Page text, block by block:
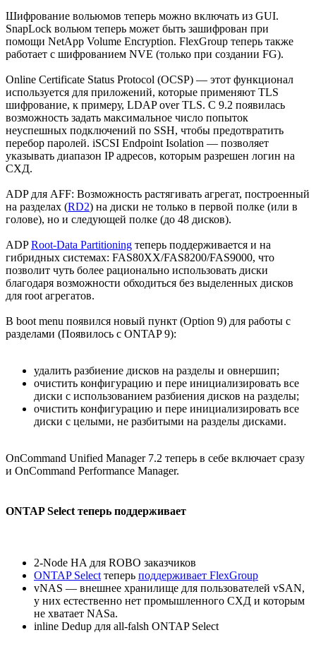
Шифрование вольюмов теперь можно включать из GUI.
SnapLock вольюм теперь может быть зашифрован при
помощи NetApp Volume Encryption. FlexGroup теперь также
работает с шифрованием NVE (только при создании FG).
Online Certificate Status Protocol (OCSP) — этот функционал
используется для приложений, которые применяют TLS
шифрование, к примеру, LDAP over TLS. С 9.2 появилась
возможность задать максимальное число попыток
неуспешных подключений по SSH, чтобы предотвратить
перебор паролей. iSCSI Endpoint Isolation — позволяет
указывать диапазон IP адресов, которым разрешен логин на
СХД.
ADP для AFF: Возможность растягивать агрегат, построенный
на разделах (RD2) на диски не только в первой полке (или в
голове), но и следующей полке (до 48 дисков).
ADPRoot-Data Partitioning теперь поддерживается и на
гибридных системах: FAS80ХХ/FAS8200/FAS9000, что
позволит чуть более рационально использовать диски
благодаря возможности обходиться без выделенных дисков
для root агрегатов.
В boot menu появился новый пункт (Option 9) для работы с
разделами (Появилось с ONTAP 9):
удалить разбиение дисков на разделы и овнершип;
очистить конфигурацию и пере инициализировать все
диски с использованием разбиения дисков на разделы;
очистить конфигурацию и пере инициализировать все
диски с целыми, не разбитыми на разделы дисками.
OnCommand Unified Manager 7.2 теперь в себе включает сразу
и OnCommand Performance Manager.
ONTAP Select теперь поддерживает
2-Node HA для ROBO заказчиков
ONTAP Select теперь поддерживает FlexGroup
vNAS — внешнее хранилище для пользователей vSAN,
у них естественно нет промышленного СХД и которым
не хватает NASа.
inline Dedup для all-falsh ONTAP Select